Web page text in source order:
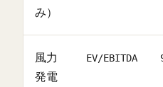
み）
風力
発電
EV/EBITDA